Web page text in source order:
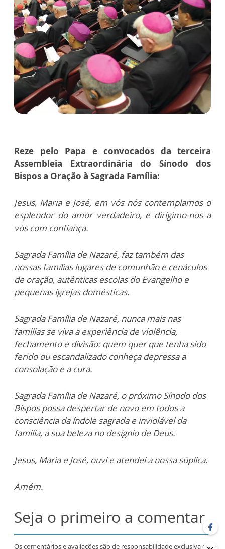
Reze pelo Papa e convocados da terceira
Assembleia Extraordinária do Sínodo dos
Bispos a Oração à Sagrada Família:
Jesus, Maria e José, em vós nós contemplamos o
esplendor do amor verdadeiro, e dirigimo-nos a
vós com confiança.
Sagrada Família de Nazaré, faz também das
nossas famílias lugares de comunhão e cenáculos
de oração, autênticas escolas do Evangelho e
pequenas igrejas domésticas.
Sagrada Família de Nazaré, nunca mais nas
famílias se viva a experiência de violência,
fechamento e divisão: quem quer que tenha sido
ferido ou escandalizado conheça depressa a
consolação e a cura.
Sagrada Família de Nazaré, o próximo Sínodo dos
Bispos possa despertar de novo em todos a
consciência da índole sagrada e inviolável da
família, a sua beleza no desígnio de Deus.
Jesus, Maria e José, ouvi e atendei a nossa súplica.
Amém.
Seja o primeiro a comentar
Os comentários e avaliações são de responsabilidade exclusiva de